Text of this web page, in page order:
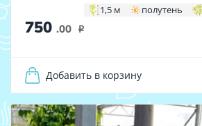
1,5 м полутень
750 .00 i
Добавить в корзину